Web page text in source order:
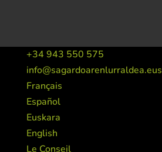
+34 943 550 575
info@sagardoarenlurraldea.eus
Français
Español
Euskara
English
Le Conseil